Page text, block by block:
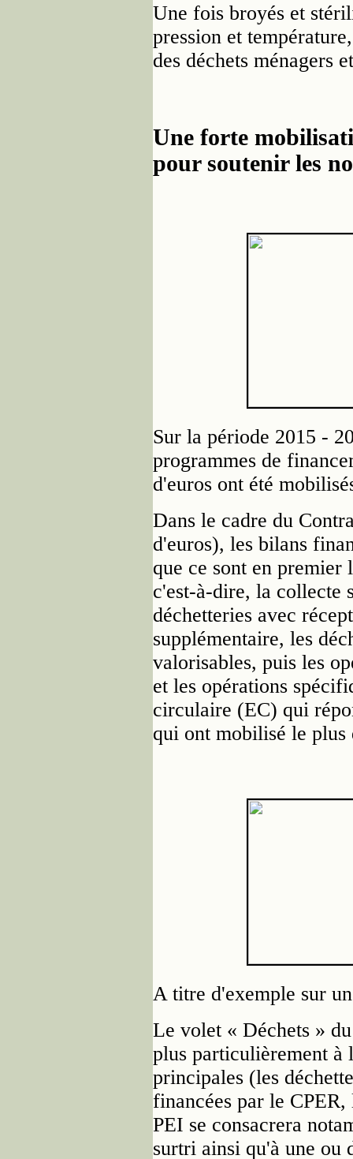
Une fois broyés et
pression et
des déchets ménagers
Une forte
pour soutenir les
Sur la période 2015 -
programmes de
d'euros ont été
Dans le cadre du
d'euros), les bilans
que ce sont en
c'est-à-dire, la collecte
déchetteries avec
supplémentaire, les
valorisables, puis les
et les opérations
circulaire (EC) qui
qui ont mobilisé le plus
A titre d'exemple sur
Le volet « Déchets »
plus particulièrement à
principales (les
financées par le
PEI se consacrera
surtri ainsi qu'à une ou